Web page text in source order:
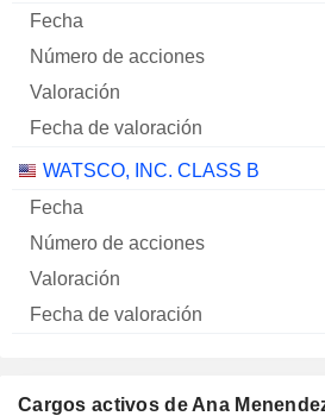
Empresa
WATSCO, INC. CLASS B
Cargos activos de Ana